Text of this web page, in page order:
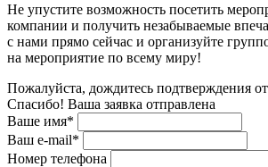
Не упустите возможность посетить
компании и получить незабываемые
с нами прямо сейчас и организуйте
на мероприятие по всему миру!
Пожалуйста, дождитесь подтверждения
Спасибо! Ваша заявка отправлена
Ваше имя*
Ваш e-mail*
Номер телефона